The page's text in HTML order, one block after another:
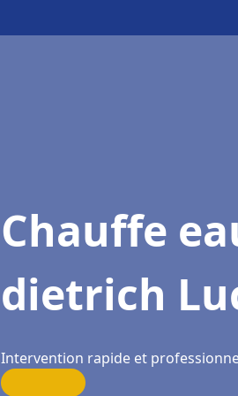
Chauffe
dietrich
Intervention rapide et